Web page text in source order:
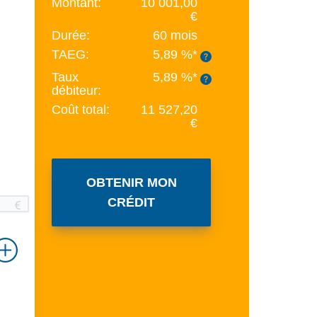
Montant:
10 001,00
€
Durée:
60 mois
TAEG:
5,89 %*
Taux
débiteur:
5,89 %*
Coût total:
11 527,20
€
OBTENIR MON
CRÉDIT